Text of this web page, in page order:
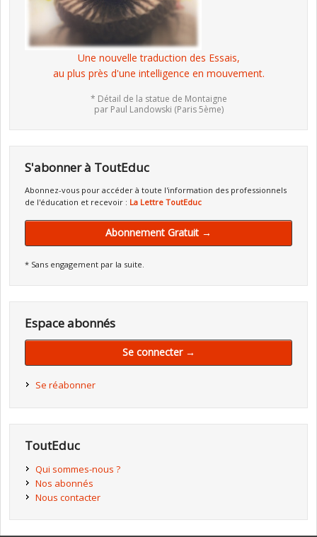
Une nouvelle traduction des Essais,
au plus près d'une intelligence en mouvement.
* Détail de la statue de Montaigne
par Paul Landowski (Paris 5ème)
S'abonner à ToutEduc
Abonnez-vous pour accéder à toute l'information des professionnels
de l'éducation et recevoir : La Lettre ToutEduc
Abonnement Gratuit →
* Sans engagement par la suite.
Espace abonnés
Se connecter →
Se réabonner
ToutEduc
Qui sommes-nous ?
Nos abonnés
Nous contacter